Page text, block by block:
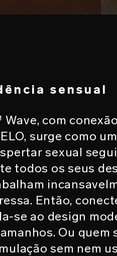
sensual
com
surge como
sexual
todos os seus
Então,
se ao design
Ou quem
sem nem